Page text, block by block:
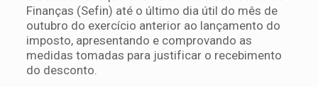
Finanças (Sefin) até o último dia útil do mês de
outubro do exercício anterior ao lançamento do
imposto, apresentando e comprovando as
medidas tomadas para justificar o recebimento
do desconto.